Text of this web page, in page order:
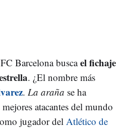
Barcelona buscael fichaje
. ¿El nombre más
. La araña se ha
atacantes del mundo
jugador del Atlético de